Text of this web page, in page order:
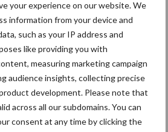
your experience on our website. We
information from your device and
such as your IP address and
like providing you with
measuring marketing campaign
audience insights, collecting precise
development. Please note that
across all our subdomains. You can
consent at any time by clicking the
biologische
in volle gang
veldkeuring: de
rijpen
af